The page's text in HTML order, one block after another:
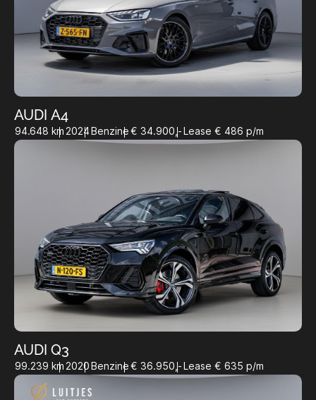
AUDI A4
94.648 km 2024 Benzine€ 34.900,- Lease € 486 p/m
AUDI Q3
99.239 km2020 Benzine€ 36.950,- Lease € 635 p/m